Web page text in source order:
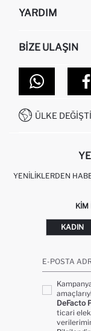
HAKKIMIZDA
KURUMSAL SATIŞ
DEFACTO TEKNOLOJI
SITEMAP
YARDIM
SIPARIŞIMI
NASIL İADE
GIFT CLUB SIKÇA
İŞLEM REHBERI
KAMPANYALAR
BIZE ULAŞIN
MAĞAZALARIMIZ
İLETIŞIM FORMU
0850 333 22 86
ÜLKE
YENILIKLERDEN
KIM
KADIN
E-POSTA
DeFacto
ticari